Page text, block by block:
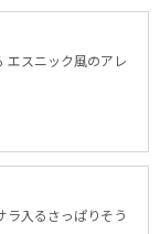
エスニック風のアレ
ラ入るさっぱりそう